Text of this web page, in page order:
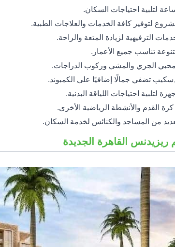
لتلبية احتياجات السكان.
لتوفير كافة الخدمات والعلاجات الطبية.
الترفيهية لزيادة المتعة والراحة.
تناسب جميع الأعمار.
الجري والمشي وركوب الدراجات.
تضفي جمالًا إضافيًا على الكمبوند.
لتلبية احتياجات اللياقة البدنية.
القدم والأنشطة الرياضية الأخرى.
من المساجد والكنائس لخدمة السكان.
ريزيدنس القاهرة الجديدة